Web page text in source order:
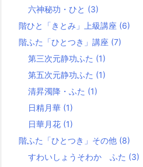
六神秘功・ひと (3)
階ひと「きとみ」上級講座 (6)
階ふた「ひとつき」講座 (7)
第三次元静功ふた (1)
第五次元静功ふた (1)
清昇濁降・ふた (1)
日精月華 (1)
日華月花 (1)
階ふた「ひとつき」その他 (8)
すわいしょうそわか ふた (3)